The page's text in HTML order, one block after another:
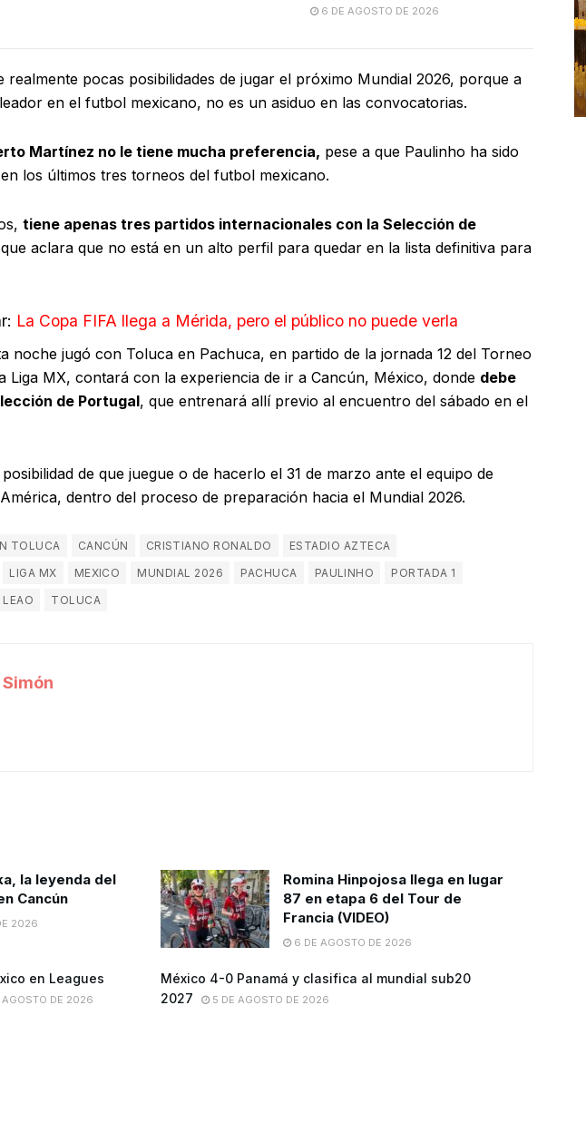
6 DE AGOSTO DE 2026
realmente pocas posibilidades de jugar el próximo Mundial 2026, porque a
en el futbol mexicano, no es un asiduo en las convocatorias.
Martínez no le tiene mucha preferencia, pese a que Paulinho ha sido
los últimos tres torneos del futbol mexicano.
tiene apenas tres partidos internacionales con la Selección de
aclara que no está en un alto perfil para quedar en la lista definitiva para
La Copa FIFA llega a Mérida, pero el público no puede verla
noche jugó con Toluca en Pachuca, en partido de la jornada 12 del Torneo
Liga MX, contará con la experiencia de ir a Cancún, México, donde debe
de Portugal, que entrenará allí previo al encuentro del sábado en el
de que juegue o de hacerlo el 31 de marzo ante el equipo de
dentro del proceso de preparación hacia el Mundial 2026.
TOLUCA CANCÚN CRISTIANO RONALDO
ESTADIO AZTECA
LIGA MX MEXICO MUNDIAL 2026 PACHUCA PAULINHO
PORTADA 1
LEAO TOLUCA
la leyenda del
Cancún
2026
Romina Hinpojosa llega en lugar
87 en etapa 6 del Tour de
Francia (VIDEO)
6 DE AGOSTO DE 2026
en Leagues
DE 2026
México 4-0 Panamá y clasifica al mundial sub20
2027
5 DE AGOSTO DE 2026